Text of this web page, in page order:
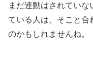
まだ連動はされてい
ている人は、そこと合
のかもしれませんね。